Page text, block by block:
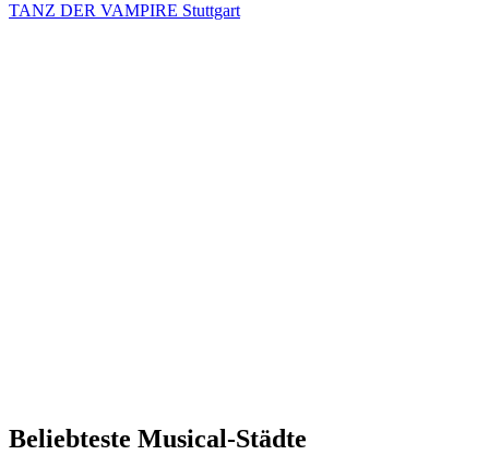
TANZ DER VAMPIRE Stuttgart
Beliebteste Musical-Städte